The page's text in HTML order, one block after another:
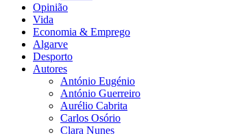
Opinião
Vida
Economia & Emprego
Algarve
Desporto
Autores
António Eugénio
António Guerreiro
Aurélio Cabrita
Carlos Osório
Clara Nunes